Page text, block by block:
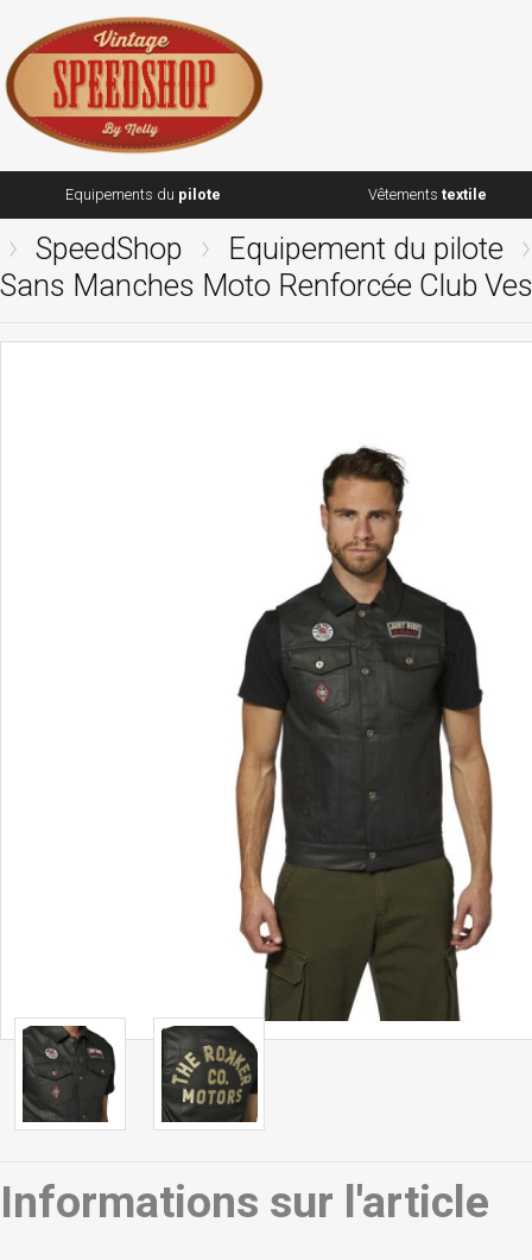
Equipements du pilote Vêtements textile
SpeedShop
Equipement du pilote
Sans Manches Moto Renforcée Club
Informations sur l'article